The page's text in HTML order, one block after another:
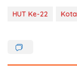
k
HUT Ke-22